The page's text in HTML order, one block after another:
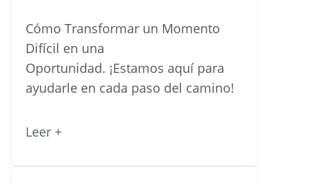
Cómo Transformar un Momento
Difícil en una
Oportunidad. ¡Estamos aquí para
ayudarle en cada paso del camino!
Leer +